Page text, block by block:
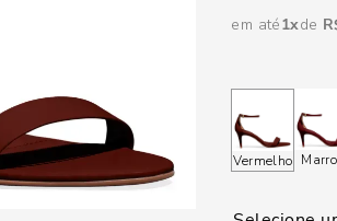
em até1
Vermelho